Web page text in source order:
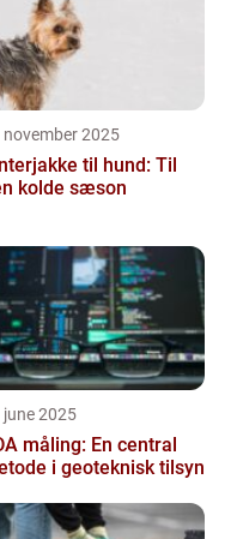
november 2025
til hund: Til
kolde sæson
june 2025
måling: En central
i geoteknisk tilsyn